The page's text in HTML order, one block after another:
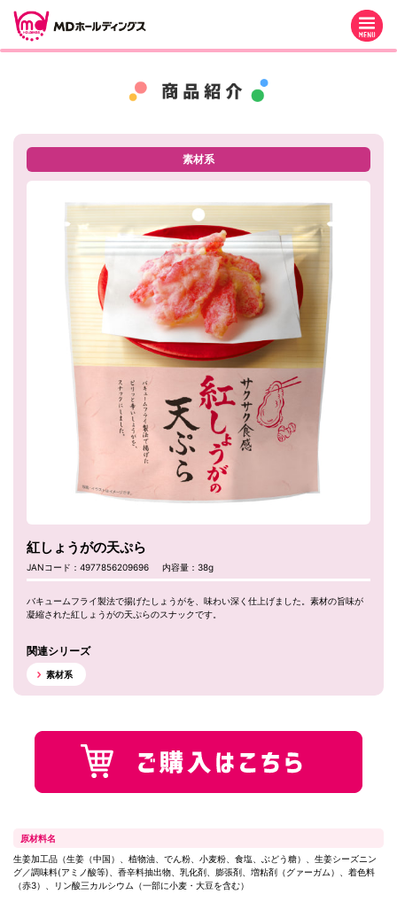
素材系
紅しょうがの天ぷら
JANコード：4977856209696 内容量：38g
バキュームフライ製法で揚げたしょうがを、味わい深く仕上げました。素材の旨味が
凝縮された紅しょうがの天ぷらのスナックです。
関連シリーズ
素材系
原材料名
生姜加工品（生姜（中国）、植物油、でん粉、小麦粉、食塩、ぶどう糖）、生姜シーズニン
グ／調味料(アミノ酸等)、香辛料抽出物、乳化剤、膨張剤、増粘剤（グァーガム）、着色料
（赤3）、リン酸三カルシウム（一部に小麦・大豆を含む）